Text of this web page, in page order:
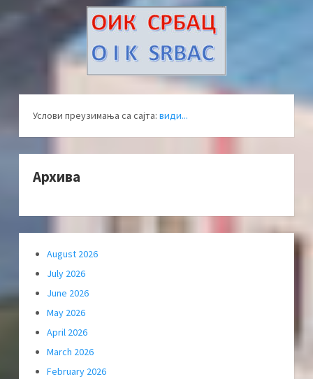
Услови преузимања са сајта: види...
Архива
August 2026
July 2026
June 2026
May 2026
April 2026
March 2026
February 2026